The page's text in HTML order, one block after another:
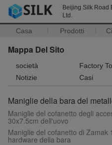
Beijing Silk Road
Ltd.
Casa Prodotti
Mappa Del Sito
società Factory
Notizie
Casi
Maniglie della bara del
Maniglie del cofanetto degli
30x7.5cm dell'uovo
Maniglie del cofanetto di Zamak
hardware della bara